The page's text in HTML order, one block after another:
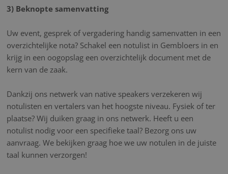
3) Beknopte samenvatting
Uw event, gesprek of vergadering handig samenvatten in een
overzichtelijke nota? Schakel een notulist in Gembloers in en
krijg in een oogopslag een overzichtelijk document met de
kern van de zaak.
Dankzij ons netwerk van native speakers verzekeren wij
notulisten en vertalers van het hoogste niveau. Fysiek of ter
plaatse? Wij duiken graag in ons netwerk. Heeft u een
notulist nodig voor een specifieke taal? Bezorg ons uw
aanvraag. We bekijken graag hoe we uw notulen in de juiste
taal kunnen verzorgen!